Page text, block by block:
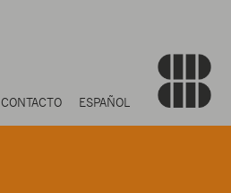
CONTACTO ESPAÑOL